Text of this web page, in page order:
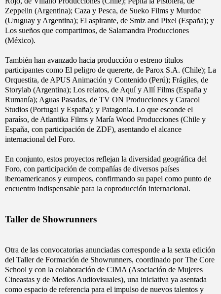
Zeppelin (Argentina); Caza y Pesca, de Sueko Films y Murdoc
(Uruguay y Argentina); El aspirante, de Smiz and Pixel (España); y
Los sueños que compartimos, de Salamandra Producciones
(México).
También han avanzado hacia producción o estreno títulos
participantes como El peligro de quererte, de Parox S.A. (Chile); La
Orquestita, de APUS Animación y Contenido (Perú); Frágiles, de
Storylab (Argentina); Los relatos, de Aquí y Allí Films (España y
Rumanía); Aguas Pasadas, de TV ON Producciones y Caracol
Studios (Portugal y España); y Patagonia. Lo que esconde el
paraíso, de Atlantika Films y María Wood Producciones (Chile y
España, con participación de ZDF), asentando el alcance
internacional del Foro.
En conjunto, estos proyectos reflejan la diversidad geográfica del
Foro, con participación de compañías de diversos países
iberoamericanos y europeos, confirmando su papel como punto de
encuentro indispensable para la coproducción internacional.
Taller de Showrunners
Otra de las convocatorias anunciadas corresponde a la sexta edición
del Taller de Formación de Showrunners, coordinado por The Core
School y con la colaboración de CIMA (Asociación de Mujeres
Cineastas y de Medios Audiovisuales), una iniciativa ya asentada
como espacio de referencia para el impulso de nuevos talentos y